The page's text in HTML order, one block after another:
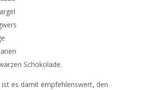
Schokolade.
ist es damit empfehlenswert, den